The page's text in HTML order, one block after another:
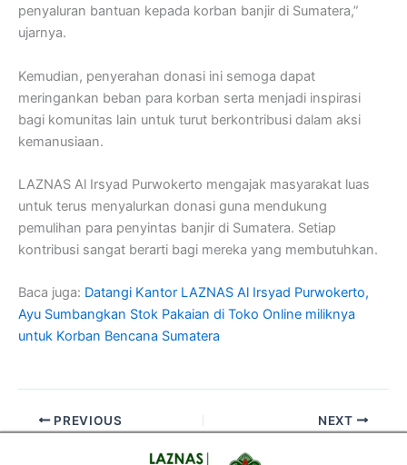
penyaluran bantuan kepada korban banjir di Sumatera,”
ujarnya.
Kemudian, penyerahan donasi ini semoga dapat
meringankan beban para korban serta menjadi inspirasi
bagi komunitas lain untuk turut berkontribusi dalam aksi
kemanusiaan.
LAZNAS Al Irsyad Purwokerto mengajak masyarakat luas
untuk terus menyalurkan donasi guna mendukung
pemulihan para penyintas banjir di Sumatera. Setiap
kontribusi sangat berarti bagi mereka yang membutuhkan.
Baca juga: Datangi Kantor LAZNAS Al Irsyad Purwokerto,
Ayu Sumbangkan Stok Pakaian di Toko Online miliknya
untuk Korban Bencana Sumatera
PREVIOUS NEXT